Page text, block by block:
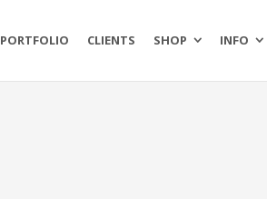
PORTFOLIO CLIENTS SHOP INFO